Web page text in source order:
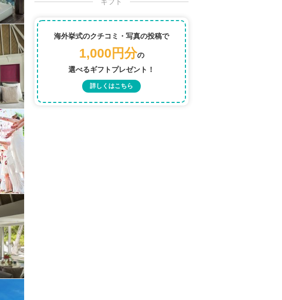
海外挙式のクチコミ・写真の投稿で
1,000円分の
選べるギフトプレゼント！
詳しくはこちら